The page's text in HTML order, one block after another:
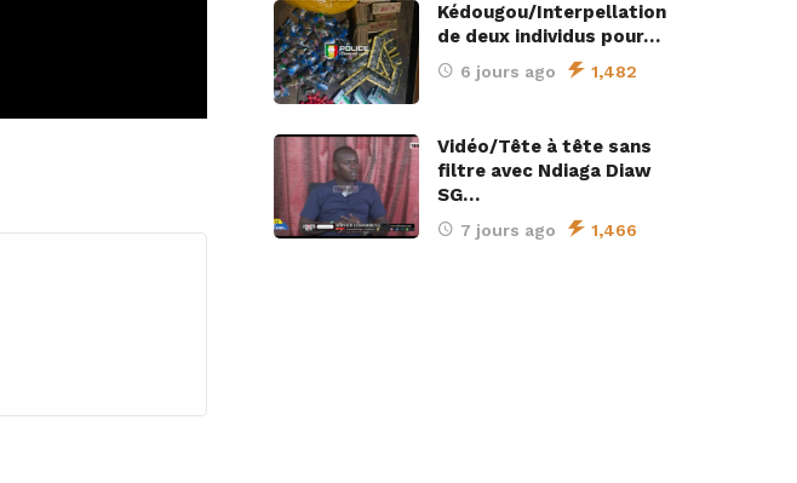
Kédougou/Interpellation
de deux individus pour…
6 jours ago 1,482
Vidéo/Tête à tête sans
filtre avec Ndiaga Diaw
SG…
7 jours ago 1,466